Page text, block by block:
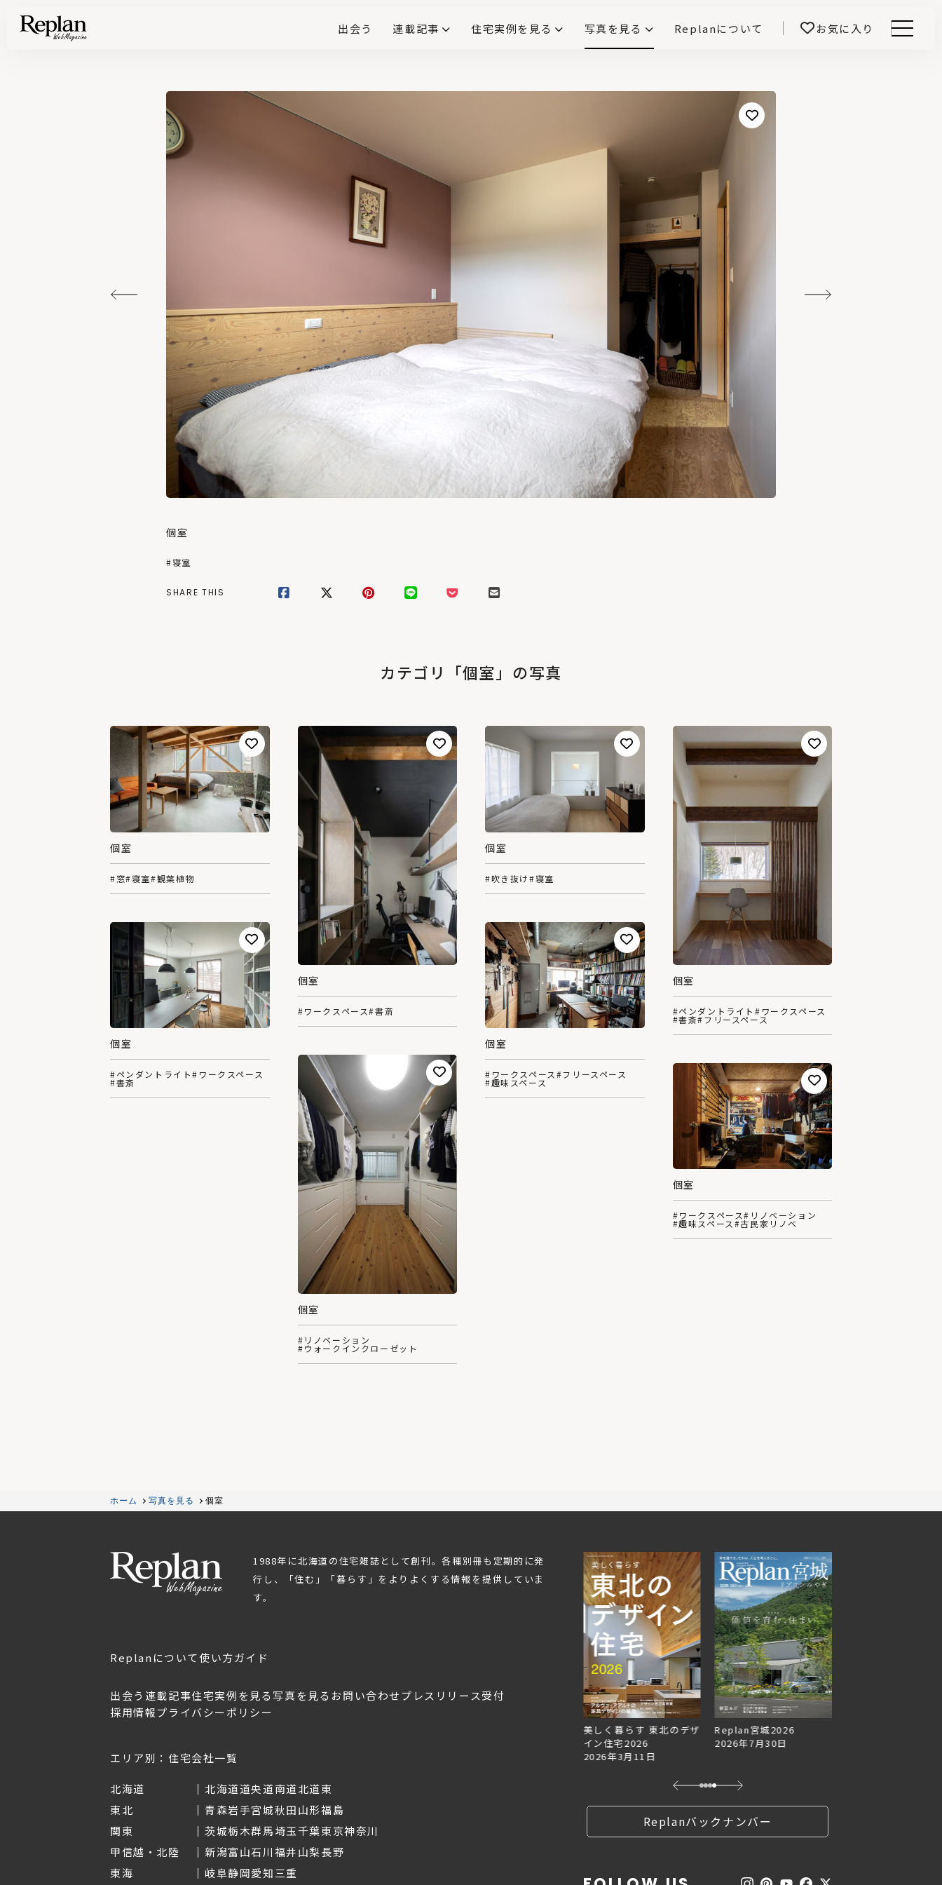
出会う 連載記事 住宅実例を見る 写真を見る Replanについて お気に入り
個室
#寝室
SHARE THIS
カテゴリ「個室」の写真
個室
#窓#寝室#観葉植物
個室
#ワークスペース#書斎
個室
#吹き抜け#寝室
個室
#ペンダントライト #ワークスペース
#書斎#フリースペース
個室
#ペンダントライト#ワークスペース
#書斎
個室
#ワークスペース#フリースペース
#趣味スペース
個室
#リノベーション
#ウォークインクローゼット
個室
#ワークスペース#リノベーション
#趣味スペース #古民家リノベ
ホーム 写真を見る 個室
1988年に北海道の住宅雑誌として創刊。各種別冊も定期的に発
行し、「住む」「暮らす」をよりよくする情報を提供していま
す。
Replanについて使い方ガイド
出会う 連載記事住宅実例を見る写真を見る お問い合わせ プレスリリース受付
採用情報プライバシーポリシー
エリア別：住宅会社一覧
北海道 北海道道央道南道北道東
東北
青森岩手宮城秋田山形福島
関東
茨城栃木群馬埼玉千葉東京神奈川
甲信越・北陸
新潟富山石川福井山梨長野
東海
岐阜静岡愛知三重
2026年3月11日
美しく暮らす 東北のデザ
イン住宅2026
2026年3月11日
Replan宮城2026
2026年7月30日
Replanバックナンバー